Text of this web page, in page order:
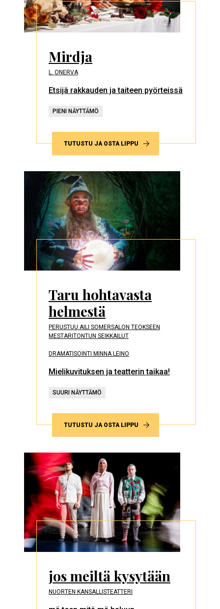
Mirdja
L. ONERVA
Etsijä rakkauden ja taiteen pyörteissä
PIENI NÄYTTÄMÖ
TUTUSTU JA OSTA LIPPU
Taru hohtavasta
helmestä
PERUSTUU AILI SOMERSALON TEOKSEEN
MESTARITONTUN SEIKKAILUT
DRAMATISOINTI MINNA LEINO
Mielikuvituksen ja teatterin taikaa!
SUURI NÄYTTÄMÖ
TUTUSTU JA OSTA LIPPU
jos meiltä kysytään
NUORTEN KANSALLISTEATTERI